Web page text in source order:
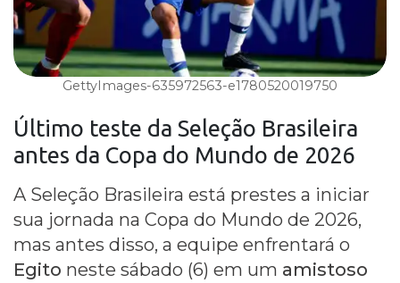
GettyImages-635972563-e1780520019750
Último teste da Seleção Brasileira
antes da Copa do Mundo de 2026
A Seleção Brasileira está prestes a iniciar
sua jornada na Copa do Mundo de 2026,
mas antes disso, a equipe enfrentará o
Egito neste sábado (6) em um amistoso